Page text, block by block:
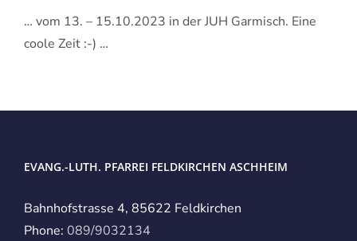
… vom 13. – 15.10.2023 in der JUH Garmisch. Eine
coole Zeit :-) …
EVANG.-LUTH. PFARREI FELDKIRCHEN ASCHHEIM
Bahnhofstrasse 4, 85622 Feldkirchen
Phone: 089/9032134